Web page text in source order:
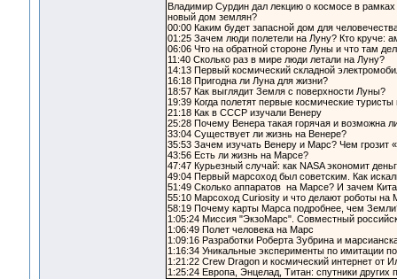
Владимир Сурдин дал лекцию о космосе в
новый дом землян?
00:00​ Каким будет запасной дом для
01:25​ Зачем люди полетели на Луну? Кто круче:
06:06​ Что на обратной стороне Луны и что там
11:40​ Сколько раз в мире люди летали на Луну?
14:13​ Первый космический складной
16:18​ Пригодна ли Луна для жизни?
18:57​ Как выглядит Земля с поверхности Луны?
19:39​ Когда полетят первые космические туристы
21:18​ Как в СССР изучали Венеру
25:28​ Почему Венера такая горячая и возможна
33:04​ Существует ли жизнь на Венере?
35:53​ Зачем изучать Венеру и Марс? Чем грозит
43:56​ Есть ли жизнь на Марсе?
47:47​ Курьезный случай: как NASA экономит
49:04​ Первый марсоход был советским. Как
51:49​ Сколько аппаратов на Марсе? И зачем
55:10​ Марсоход Сuriosity и что делают роботы на
58:19​ Почему карты Марса подробнее, чем
1:05:24​ Миссия "ЭкзоМарс". Совместный
1:06:49​ Полет человека на Марс
1:09:16​ Разработки Роберта Зубрина и
1:16:34​ Уникальные эксперименты по имитации
1:21:22​ Crew Dragon и космический интернет от
1:25:24​ Европа, Энцелад, Титан: спутники других